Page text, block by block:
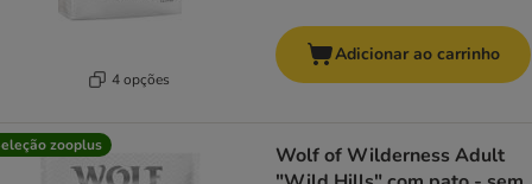
4 opções
Adicionar ao carrinho
zooplus
Wolf of Wilderness Adult